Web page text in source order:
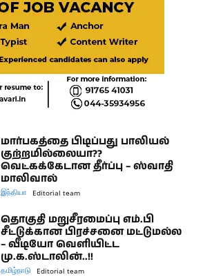
மார்பகத்தை பிடிப்பது பாலியல்
குற்றமில்லையா??
வெட்கக்கேடான தீர்ப்பு – ஸ்வாதி
மாலிவால்
இந்தியா Editorial team
தொகுதி மறுசீரமைப்பு எம்.பி
சீட்டுக்கான பிரச்சனை மட்டுமல்ல
– வீடியோ வெளியிட்ட
மு.க.ஸ்டாலின்..!!
தமிழ்நாடு Editorial team